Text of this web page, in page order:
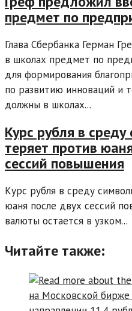
предмет по
Глава Сбербанка Герман
в школах предмет по
для формирования
по развитию инноваций и
должны в школах...
Курс рубля в
теряет против
сессий повышения
Курс рубля в среду
юаня после двух сессий
валюты остается в узком...
Читайте также: